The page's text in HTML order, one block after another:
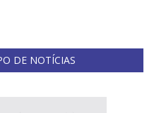
DE NOTÍCIAS